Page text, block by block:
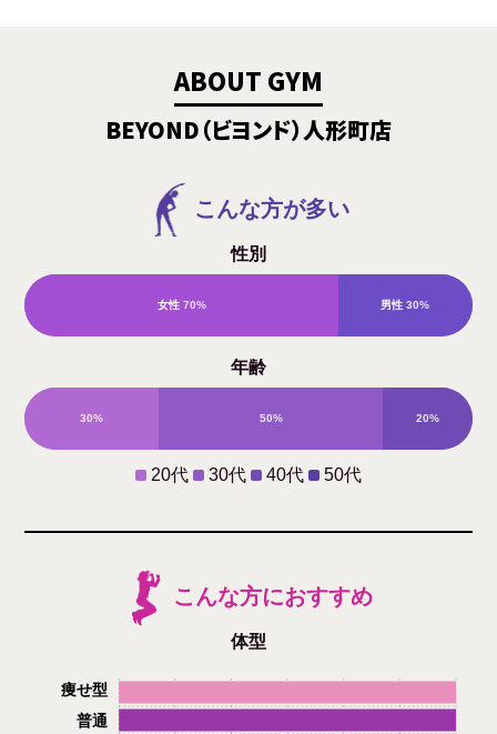
ABOUT GYM
BEYOND（ビヨンド）人形町店
こんな方が多い
性別
女性 70% 男性 30%
年齢
30% 50% 20% 0%
20代 30代 40代 50代
こんな方におすすめ
体型
普通
痩せ型